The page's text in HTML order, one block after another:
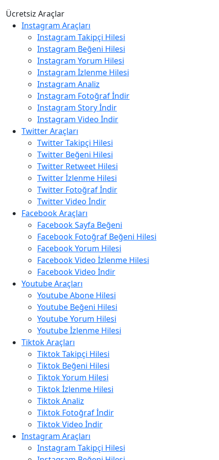
Ücretsiz Araçlar
Instagram Araçları
Instagram Takipçi Hilesi
Instagram Beğeni Hilesi
Instagram Yorum Hilesi
Instagram İzlenme Hilesi
Instagram Analiz
Instagram Fotoğraf İndir
Instagram Story İndir
Instagram Video İndir
Twitter Araçları
Twitter Takipçi Hilesi
Twitter Beğeni Hilesi
Twitter Retweet Hilesi
Twitter İzlenme Hilesi
Twitter Fotoğraf İndir
Twitter Video İndir
Facebook Araçları
Facebook Sayfa Beğeni
Facebook Fotoğraf Beğeni Hilesi
Facebook Yorum Hilesi
Facebook Video İzlenme Hilesi
Facebook Video İndir
Youtube Araçları
Youtube Abone Hilesi
Youtube Beğeni Hilesi
Youtube Yorum Hilesi
Youtube İzlenme Hilesi
Tiktok Araçları
Tiktok Takipçi Hilesi
Tiktok Beğeni Hilesi
Tiktok Yorum Hilesi
Tiktok İzlenme Hilesi
Tiktok Analiz
Tiktok Fotoğraf İndir
Tiktok Video İndir
Instagram Araçları
Instagram Takipçi Hilesi